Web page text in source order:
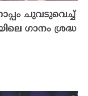
ചുവടുവെച്ച്
ഗാനം ശ്രദ്ധ